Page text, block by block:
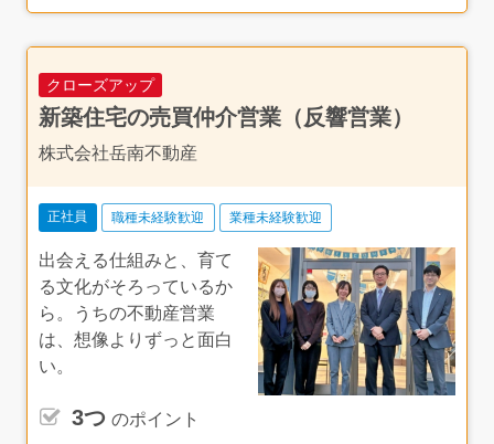
ながっているとのこと。
また、「AIが普及していく中で、ただ言われた通りの提案
αの提案力が大事だと思っています」と本店の店長がおっ
しゃっていました。同社はその＋αの提案がしやすい環境
だと思いますし、何より提案の選択肢を持てることは、営
業として長く働いていくうえでも大きなメリットになるよ
クローズアップ
新築住宅の売買仲介営業（反響営業）
株式会社岳南不動産
正社員 職種未経験歓迎 業種未経験歓迎
出会える仕組みと、育て
る文化がそろっているか
ら。うちの不動産営業
は、想像よりずっと面白
い。
3つ のポイント